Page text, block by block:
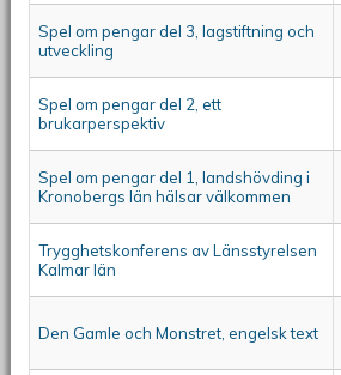
Spel om pengar del 3, lagstiftning och
utveckling
Spel om pengar del 2, ett
brukarperspektiv
Spel om pengar del 1, landshövding i
Kronobergs län hälsar välkommen
Trygghetskonferens av Länsstyrelsen
Kalmar län
Den Gamle och Monstret, engelsk text